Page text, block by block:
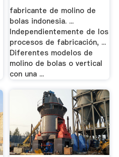
fabricante de molino de
bolas indonesia. ...
Independientemente de los
procesos de fabricación, ...
Diferentes modelos de
molino de bolas o vertical
con una ...